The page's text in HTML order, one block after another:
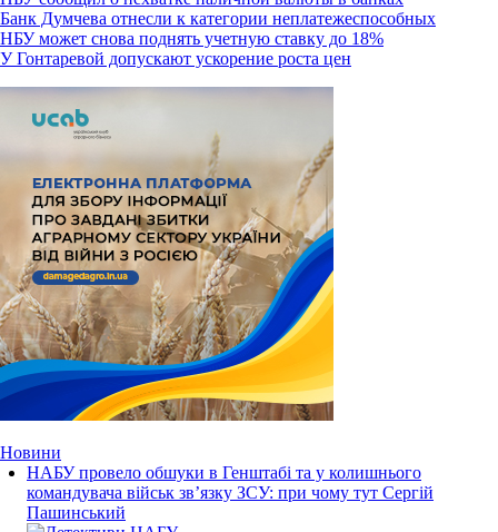
Банк Думчева отнесли к категории неплатежеспособных
НБУ может снова поднять учетную ставку до 18%
У Гонтаревой допускают ускорение роста цен
Новини
НАБУ провело обшуки в Генштабі та у колишнього
командувача військ зв’язку ЗСУ: при чому тут Сергій
Пашинський